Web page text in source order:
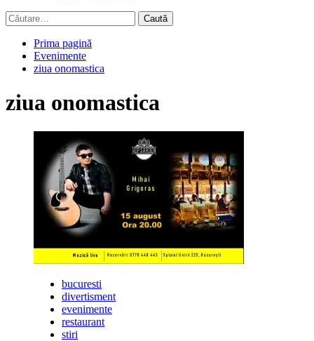
Caută
după:
Prima pagină
Evenimente
ziua onomastica
ziua onomastica
bucuresti
divertisment
evenimente
restaurant
stiri